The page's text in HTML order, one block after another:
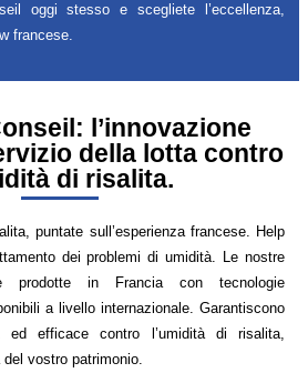
oggi stesso e scegliete l’eccellenza,
francese.
l’innovazione
della lotta contro
di risalita.
puntate sull’esperienza francese. Help
dei problemi di umidità. Le nostre
prodotte in Francia con tecnologie
a livello internazionale. Garantiscono
ed efficace contro l’umidità di risalita,
vostro patrimonio.